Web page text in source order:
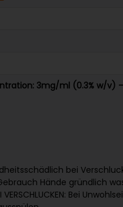
3mg/ml (0.3% w/v)
bei
Hände gründlich
VERSCHLUCKEN: Bei